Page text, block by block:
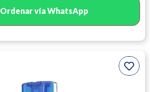
Ordenar vía WhatsApp